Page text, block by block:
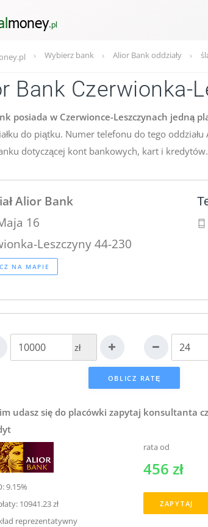
Wybierz bank Alior Bank oddziały
Bank Czerwionka-
posiada w Czerwionce-Leszczynach jedną
do piątku. Numer telefonu do tego
dotyczącej kont bankowych, kart i kredytów.
Alior Bank
16
Leszczyny 44-230
NA MAPIE
zł
udasz się do placówki zapytaj konsultanta
9.15%
10941.23 zł
reprezentatywny
rata od
456 zł
ZAPYTAJ